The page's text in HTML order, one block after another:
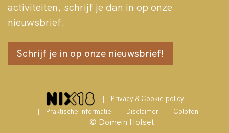
activiteiten, schrijf je dan in op onze
nieuwsbrief.
Schrijf je in op onze nieuwsbrief!
Privacy & Cookie policy
Praktische informatie
Disclaimer Colofon
© Domein Holset